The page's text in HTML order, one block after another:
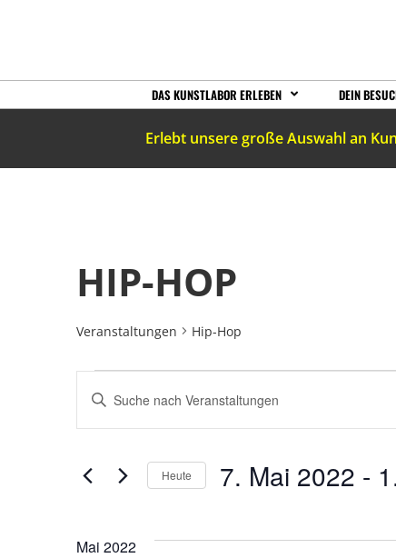
DAS KUNSTLABOR ERLEBEN DEIN
Erlebt unsere große Auswahl an
HIP-HOP
Veranstaltungen Hip-Hop
VERANSTALTUNGEN
SUCHE
UND
Bitte
Schlüsselwort
Suche
Veranstaltungen
Schlüsselwort.Heute 7. Mai 2022 -
Mai 2022